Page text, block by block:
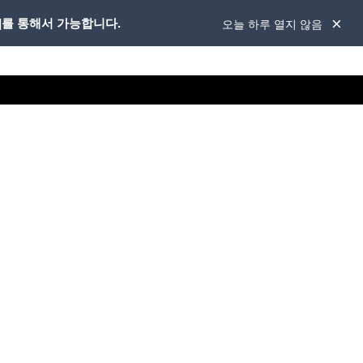
통해서 가능합니다. 오늘 하루 열지 않음